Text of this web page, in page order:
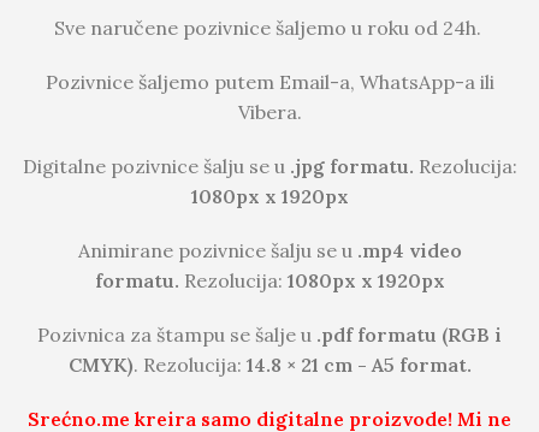
Sve naručene pozivnice šaljemo u roku od 24h.
Pozivnice šaljemo putem Email-a, WhatsApp-a ili
Vibera.
Digitalne pozivnice šalju se u .jpg formatu. Rezolucija:
1080px x 1920px
Animirane pozivnice šalju se u .mp4 video
formatu. Rezolucija: 1080px x 1920px
Pozivnica za štampu se šalje u .pdf formatu (RGB i
CMYK). Rezolucija: 14.8 × 21 cm - A5 format.
Srećno.me kreira samo digitalne proizvode! Mi ne